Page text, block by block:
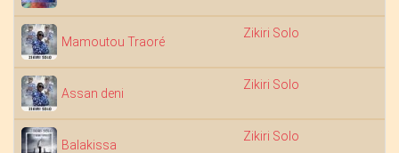
Mamoutou Traoré
Zikiri Solo
Assan deni
Zikiri Solo
Balakissa
Zikiri Solo